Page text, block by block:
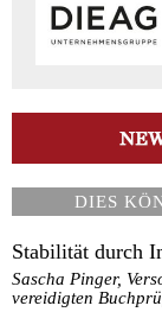
DIES
Stabilität durch
Sascha Pinger,
vereidigten